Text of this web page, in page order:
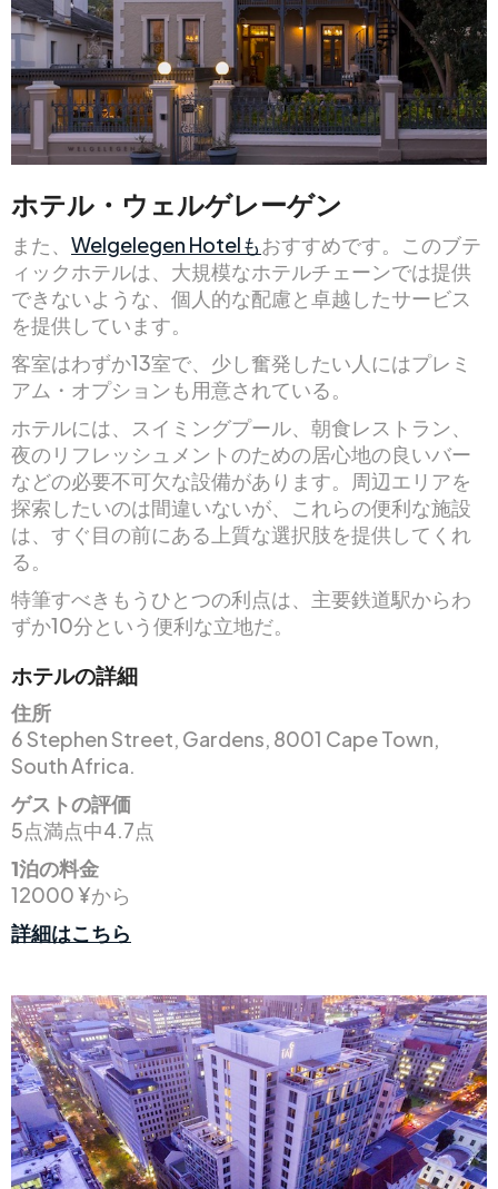
ホテル・ウェルゲレーゲン
また、 Welgelegen Hotelも おすすめです。このブテ
ィックホテルは、大規模なホテルチェーンでは提供
できないような、個人的な配慮と卓越したサービス
を提供しています。
客室はわずか13室で、少し奮発したい人にはプレミ
アム・オプションも用意されている。
ホテルには、スイミングプール、朝食レストラン、
夜のリフレッシュメントのための居心地の良いバー
などの必要不可欠な設備があります。周辺エリアを
探索したいのは間違いないが、これらの便利な施設
は、すぐ目の前にある上質な選択肢を提供してくれ
る。
特筆すべきもうひとつの利点は、主要鉄道駅からわ
ずか10分という便利な立地だ。
ホテルの詳細
住所
6 Stephen Street, Gardens, 8001 Cape Town,
South Africa.
ゲストの評価
5点満点中4.7点
1泊の料金
12000 ¥から
詳細はこちら